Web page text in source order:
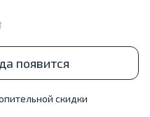
появится
скидки